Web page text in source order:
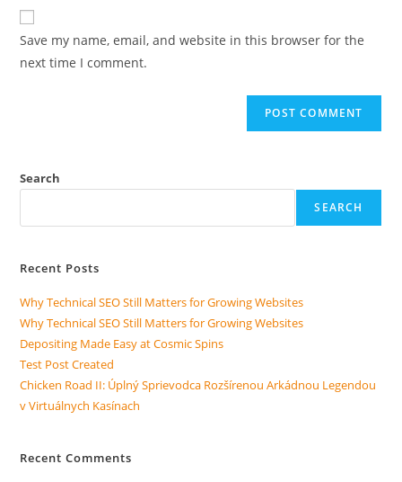
Save my name, email, and website in this browser for the
next time I comment.
Search
SEARCH
Recent Posts
Why Technical SEO Still Matters for Growing Websites
Why Technical SEO Still Matters for Growing Websites
Depositing Made Easy at Cosmic Spins
Test Post Created
Chicken Road II: Úplný Sprievodca Rozšírenou Arkádnou Legendou
v Virtuálnych Kasínach
Recent Comments